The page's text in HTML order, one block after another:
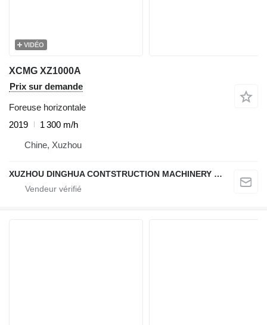
VIDÉO
XCMG XZ1000A
Prix sur demande
Foreuse horizontale
2019
1 300 m/h
Chine, Xuzhou
XUZHOU DINGHUA CONTSTRUCTION MACHINERY CO., LTD.